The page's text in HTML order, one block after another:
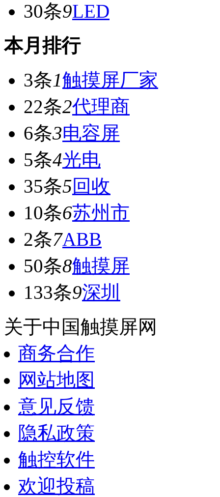
30条9LED
本月排行
3条1触摸屏厂家
22条2代理商
6条3电容屏
5条4光电
35条5回收
10条6苏州市
2条7ABB
50条8触摸屏
133条9深圳
关于中国触摸屏网
商务合作
网站地图
意见反馈
隐私政策
触控软件
欢迎投稿